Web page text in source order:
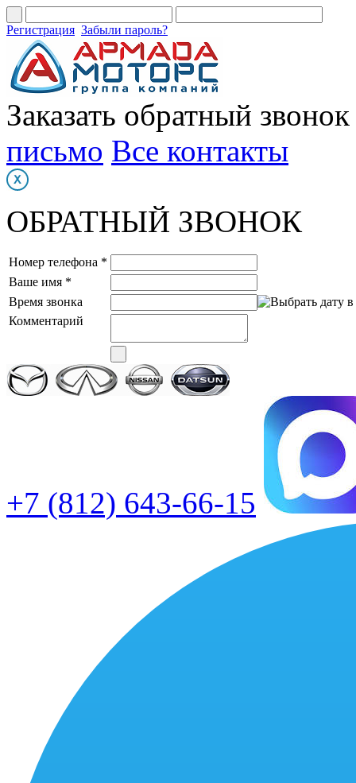
Регистрация Забыли пароль?
Заказать обратный звонок
письмо Все контакты
ОБРАТНЫЙ ЗВОНОК
Номер телефона *
Ваше имя *
Время звонка
Комментарий
+7 (812) 643-66-15